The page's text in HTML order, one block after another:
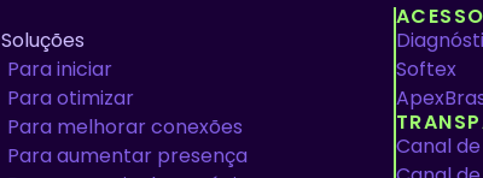
Soluções
Para iniciar
Para otimizar
Para melhorar conexões
Para aumentar presença
Softex
Canal